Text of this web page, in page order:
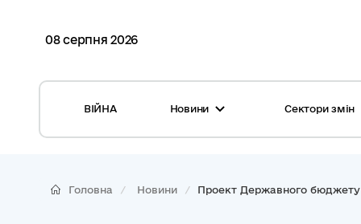
08 серпня 2026
ВІЙНА Новини
Глосарій
Сектори змін
Медицина
Головна Новини Проект Державного бюджету